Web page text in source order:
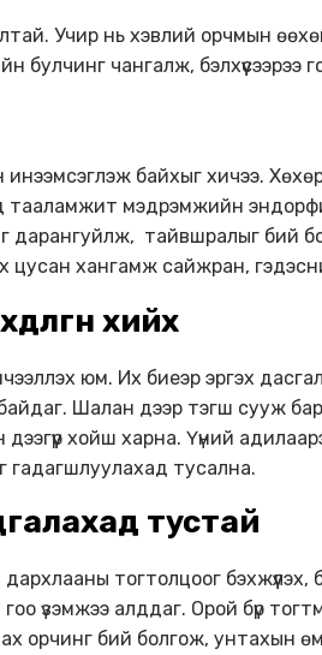
Учир нь хэвлий орчмын
булчинг чангалж, бэлхүүсээрээ
байхыг хичээ.
тааламжит мэдрэмжийн
тайвшралыг бий
цусан хангамж сайжран,
хийх
юм. Их биеэр эргэх
Шалан дээр тэгш сууж
хойш харна. Үүний
гадагшлуулахад тусална.
тустай
тогтолцоог
үзэмжээ алддаг. Орой бүр
орчинг бий болгож, унтахын